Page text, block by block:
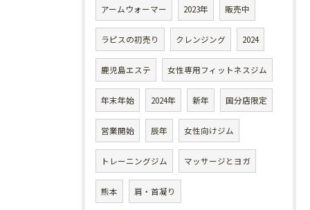
アームウォーマー 2023年 販売中
ラピスの初売り クレンジング 2024
鹿児島エステ 女性専用フィットネスジム
年末年始 2024年 新年 国分店限定
営業開始 辰年 女性向けジム
トレーニングジム マッサージとヨガ
熊本 肩・首凝り